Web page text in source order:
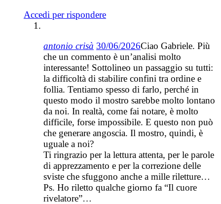
Accedi per rispondere
antonio crisà 30/06/2026Ciao Gabriele. Più
che un commento è un’analisi molto
interessante! Sottolineo un passaggio su tutti:
la difficoltà di stabilire confini tra ordine e
follia. Tentiamo spesso di farlo, perché in
questo modo il mostro sarebbe molto lontano
da noi. In realtà, come fai notare, è molto
difficile, forse impossibile. E questo non può
che generare angoscia. Il mostro, quindi, è
uguale a noi?
Ti ringrazio per la lettura attenta, per le parole
di apprezzamento e per la correzione delle
sviste che sfuggono anche a mille riletture…
Ps. Ho riletto qualche giorno fa “Il cuore
rivelatore”…